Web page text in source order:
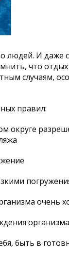
И даже
что отдых
случаям,
правил:
округе
очень
организма
быть в